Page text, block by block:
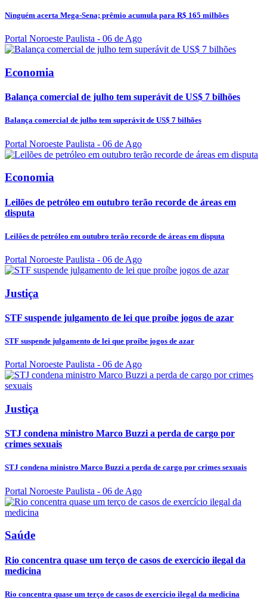
Ninguém acerta Mega-Sena; prêmio acumula para R$ 165 milhões
Portal Noroeste Paulista - 06 de Ago
Economia
Balança comercial de julho tem superávit de US$ 7 bilhões
Balança comercial de julho tem superávit de US$ 7 bilhões
Portal Noroeste Paulista - 06 de Ago
Economia
Leilões de petróleo em outubro terão recorde de áreas em
disputa
Leilões de petróleo em outubro terão recorde de áreas em disputa
Portal Noroeste Paulista - 06 de Ago
Justiça
STF suspende julgamento de lei que proíbe jogos de azar
STF suspende julgamento de lei que proíbe jogos de azar
Portal Noroeste Paulista - 06 de Ago
Justiça
STJ condena ministro Marco Buzzi a perda de cargo por
crimes sexuais
STJ condena ministro Marco Buzzi a perda de cargo por crimes sexuais
Portal Noroeste Paulista - 06 de Ago
Saúde
Rio concentra quase um terço de casos de exercício ilegal da
medicina
Rio concentra quase um terço de casos de exercício ilegal da medicina